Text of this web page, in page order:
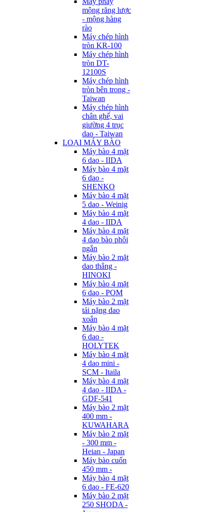
mộng răng lược
- mộng hàng
rào
Máy chép hình
tròn KR-100
Máy chép hình
tròn DT-
12100S
Máy chép hình
tròn bên trong -
Taiwan
Máy chép hình
chân ghế, vai
giường 4 trục
dao - Taiwan
LOẠI MÁY BÀO
Máy bào 4 mặt
6 dao - IIDA
Máy bào 4 mặt
6 dao -
SHENKO
Máy bào 4 mặt
5 dao - Weinig
Máy bào 4 mặt
4 dao - IIDA
Máy bào 4 mặt
4 dao bào phôi
ngắn
Máy bào 2 mặt
dao thẳng -
HINOKI
Máy bào 4 mặt
6 dao - POM
Máy bào 2 mặt
tải nặng dao
xoắn
Máy bào 4 mặt
6 dao -
HOLYTEK
Máy bào 4 mặt
4 dao mini -
SCM - Itaila
Máy bào 4 mặt
4 dao - IIDA -
GDF-541
Máy bào 2 mặt
400 mm -
KUWAHARA
Máy bào 2 mặt
- 300 mm -
Heian - Japan
Máy bào cuốn
450 mm -
Máy bào 4 mặt
6 dao - FE-620
Máy bào 2 mặt
250 SHODA -